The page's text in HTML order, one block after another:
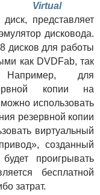
Virtual
представляет
дисковода.
дисков для работы
как DVDFab, так
для
копии на
использовать
резервной копии
виртуальный
созданный
проигрывать
бесплатной
затрат.